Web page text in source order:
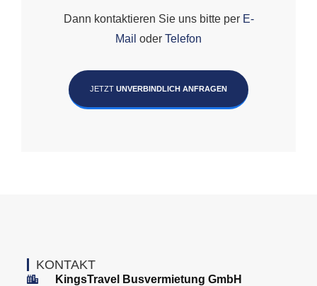
Dann kontaktieren Sie uns bitte per E-
Mail oder Telefon
JETZT UNVERBINDLICH ANFRAGEN
KONTAKT
KingsTravel Busvermietung GmbH